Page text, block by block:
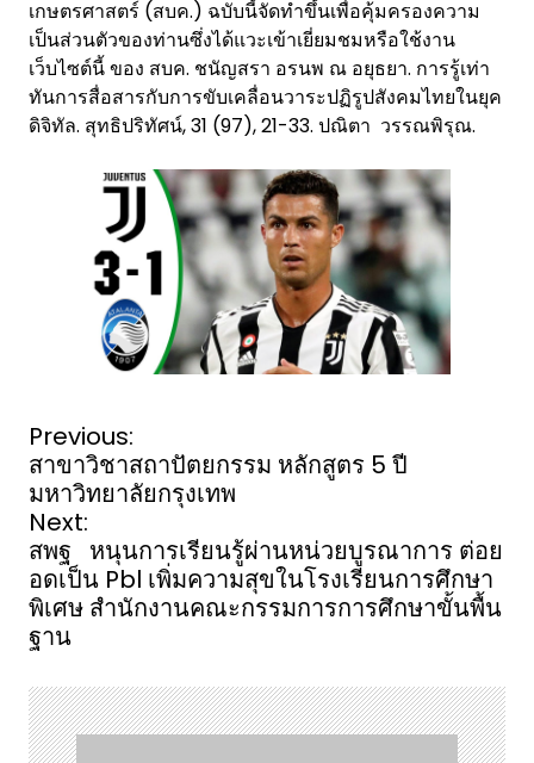
เกษตรศาสตร์ (สบค.) ฉบับนี้จัดทำขึ้นเพื่อคุ้มครองความ
เป็นส่วนตัวของท่านซึ่งได้แวะเข้าเยี่ยมชมหรือใช้งาน
เว็บไซต์นี้ ของ สบค. ชนัญสรา อรนพ ณ อยุธยา. การรู้เท่า
ทันการสื่อสารกับการขับเคลื่อนวาระปฏิรูปสังคมไทยในยุค
ดิจิทัล. สุทธิปริทัศน์, 31 (97), 21-33. ปณิตา วรรณพิรุณ.
P
o
s
t
n
a
v
i
g
a
t
i
Previous:
สาขาวิชาสถาปัตยกรรม หลักสูตร 5 ปี
มหาวิทยาลัยกรุงเทพ
Next:
สพฐ หนุนการเรียนรู้ผ่านหน่วยบูรณาการ ต่อย
อดเป็น Pbl เพิ่มความสุขในโรงเรียนการศึกษา
พิเศษ สำนักงานคณะกรรมการการศึกษาขั้นพื้น
ฐาน